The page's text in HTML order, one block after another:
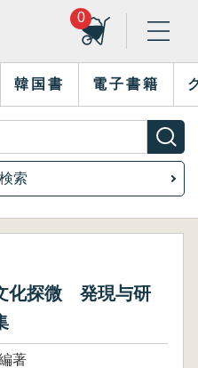
0
韓国書 電子書籍
索
化探微 発現与研
著